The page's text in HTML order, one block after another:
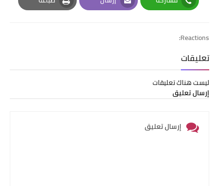
Whatsapp
Email
Print
Reactions:
تعليقات
ليست هناك تعليقات
إرسال تعليق
إرسال تعليق